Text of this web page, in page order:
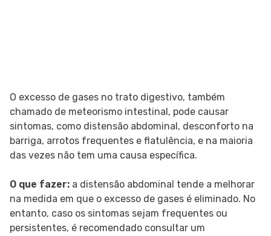
O excesso de gases no trato digestivo, também
chamado de meteorismo intestinal, pode causar
sintomas, como distensão abdominal, desconforto na
barriga, arrotos frequentes e flatulência, e na maioria
das vezes não tem uma causa específica.
O que fazer: a distensão abdominal tende a melhorar
na medida em que o excesso de gases é eliminado. No
entanto, caso os sintomas sejam frequentes ou
persistentes, é recomendado consultar um